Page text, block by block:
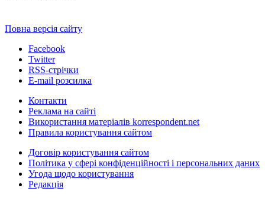
Повна версія сайту
Facebook
Twitter
RSS-стрічки
E-mail розсилка
Контакти
Реклама на сайті
Використання матеріалів korrespondent.net
Правила користування сайтом
Договір користування сайтом
Політика у сфері конфіденційності і персональних даних
Угода щодо користування
Редакція